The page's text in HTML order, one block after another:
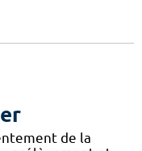
de la